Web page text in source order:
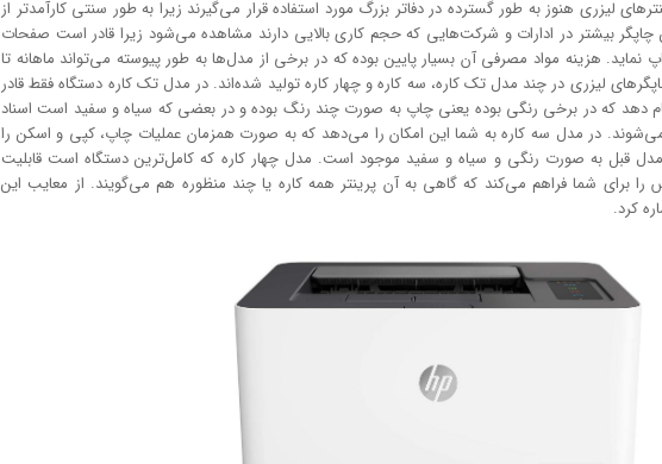
لیزری هنوز به طور گسترده در دفاتر بزرگ مورد استفاده قرار می‌گیرند زیرا به طور سنتی کارآمد‌‌تر از
بیشتر در ادارات و شرکت‌هایی که حجم کاری بالایی دارند مشاهده می‌شود زیرا قادر است صفحات
هزینه مواد مصرفی آن بسیار پایین بوده که در برخی از مدل‌ها به طور پیوسته می‌تواند ماهانه تا
چاپگر‌های لیزری در چند مدل تک کاره، سه کاره و چهار کاره تولید شده‌اند. در مدل تک کاره دستگاه فقط قادر
دهد که در برخی رنگی بوده یعنی چاپ به صورت چند رنگ بوده و در بعضی که سیاه و سفید است اسناد
در مدل سه کاره به شما این امکان را می‌دهد که به صورت همزمان عملیات چاپ، کپی و اسکن را
مدل قبل به صورت رنگی و سیاه و سفید موجود است. مدل چهار کاره که کامل‌ترین دستگاه است قابلیت
برای شما فراهم می‌کند که گاهی به آن پرینتر همه کاره یا چند منظوره هم می‌گویند. از معایب این
کرد.